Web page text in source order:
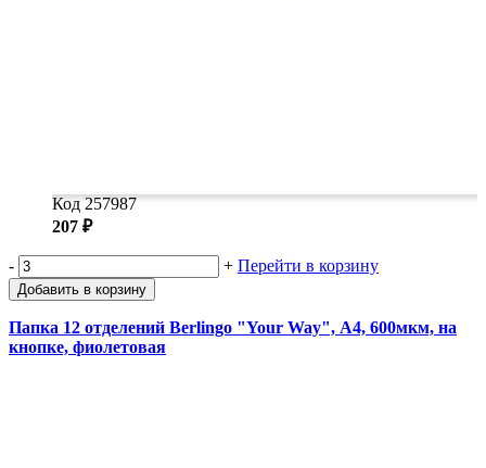
Код 257987
207 ₽
- + Перейти в корзину
Добавить в корзину
Папка 12 отделений Berlingo "Your Way", А4, 600мкм, на
кнопке, фиолетовая